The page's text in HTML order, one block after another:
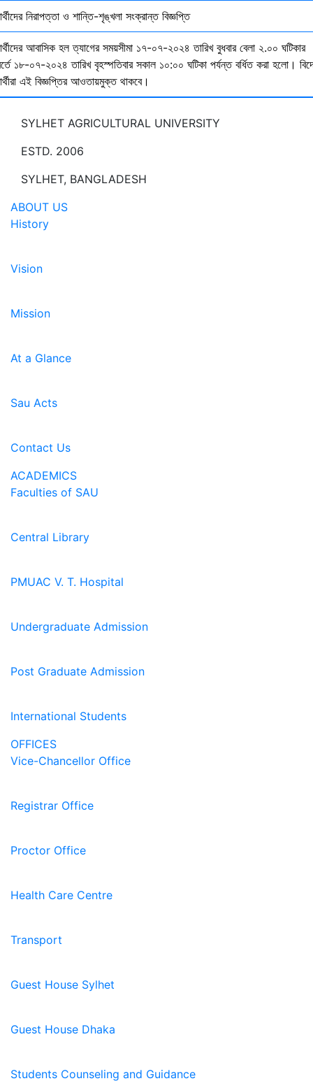
নিরাপত্তা ও শান্তি-শৃঙ্খলা সংক্রান্ত বিজ্ঞপ্তি
আবাসিক হল ত্যাগের সময়সীমা ১৭-০৭-২০২৪ তারিখ বুধবার বেলা ২.০০ ঘটিকার
১৮-০৭-২০২৪ তারিখ বৃহস্পতিবার সকাল ১০:০০ ঘটিকা পর্যন্ত বর্ধিত করা হলো।
এই বিজ্ঞপ্তির আওতায়মুক্ত থাকবে।
SYLHET AGRICULTURAL UNIVERSITY
ESTD. 2006
SYLHET, BANGLADESH
ABOUT US
History
Vision
Mission
At a Glance
Sau Acts
Contact Us
ACADEMICS
Faculties of SAU
Central Library
PMUAC V. T. Hospital
Undergraduate Admission
Post Graduate Admission
International Students
OFFICES
Vice-Chancellor Office
Registrar Office
Proctor Office
Health Care Centre
Transport
Guest House Sylhet
Guest House Dhaka
Students Counseling and Guidance